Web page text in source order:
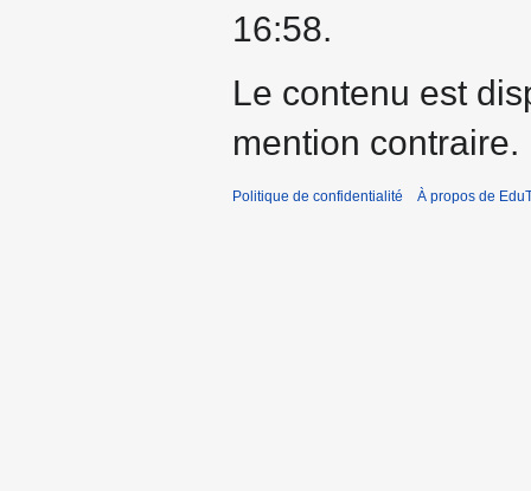
16:58.
Le contenu est
mention contraire.
Politique de confidentialité À propos de